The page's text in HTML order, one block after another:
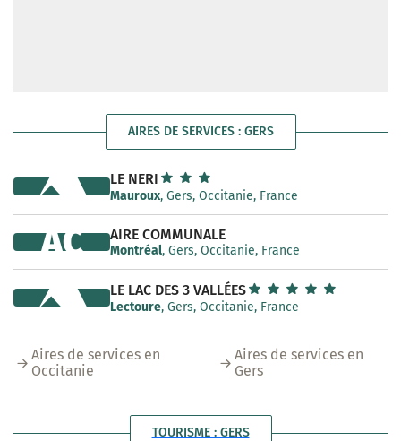
AIRES DE SERVICES : GERS
LE NERI
Mauroux, Gers, Occitanie, France
AIRE COMMUNALE
Montréal, Gers, Occitanie, France
AC
LE LAC DES 3 VALLÉES
Lectoure, Gers, Occitanie, France
Aires de services en
Occitanie
Aires de services en
Gers
TOURISME : GERS